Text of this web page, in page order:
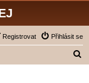
Přihlásit se
Registrovat